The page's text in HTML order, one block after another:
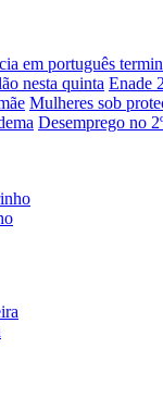
em português
nesta quinta Enade
Mulheres sob
Desemprego no